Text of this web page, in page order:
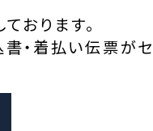
おります。
・着払い伝票がセ